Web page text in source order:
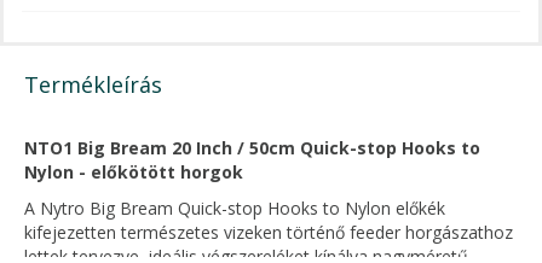
Termékleírás
NTO1 Big Bream 20 Inch / 50cm Quick-stop Hooks to
Nylon - előkötött horgok
A Nytro Big Bream Quick-stop Hooks to Nylon előkék
kifejezetten természetes vizeken történő feeder horgászathoz
lettek tervezve, ideális végszereléket kínálva nagyméretű